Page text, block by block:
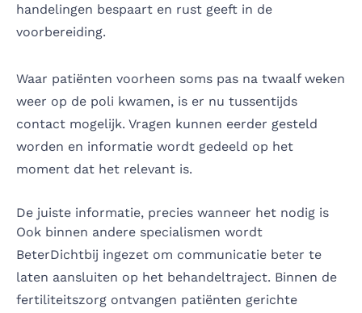
handelingen bespaart en rust geeft in de
voorbereiding.
Waar patiënten voorheen soms pas na twaalf weken
weer op de poli kwamen, is er nu tussentijds
contact mogelijk. Vragen kunnen eerder gesteld
worden en informatie wordt gedeeld op het
moment dat het relevant is.
De juiste informatie, precies wanneer het nodig is
Ook binnen andere specialismen wordt
BeterDichtbij ingezet om communicatie beter te
laten aansluiten op het behandeltraject. Binnen de
fertiliteitszorg ontvangen patiënten gerichte